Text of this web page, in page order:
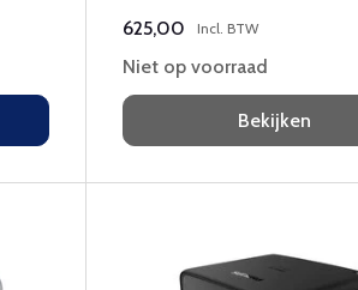
625,00 Incl. BTW
Niet op voorraad
Bekijken